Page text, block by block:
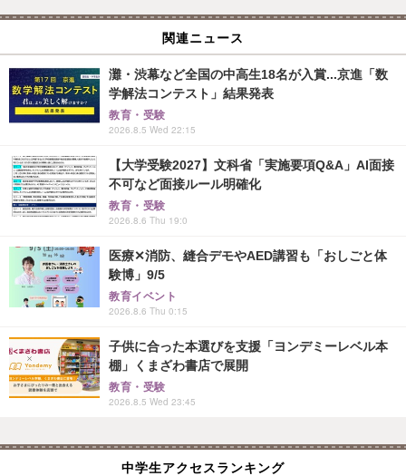
関連ニュース
灘・渋幕など全国の中高生18名が入賞...京進「数
学解法コンテスト」結果発表
教育・受験
2026.8.5 Wed 22:15
【大学受験2027】文科省「実施要項Q&A」AI面接
不可など面接ルール明確化
教育・受験
2026.8.6 Thu 19:0
医療✕消防、縫合デモやAED講習も「おしごと体
験博」9/5
教育イベント
2026.8.6 Thu 0:15
子供に合った本選びを支援「ヨンデミーレベル本
棚」くまざわ書店で展開
教育・受験
2026.8.5 Wed 23:45
中学生アクセスランキング